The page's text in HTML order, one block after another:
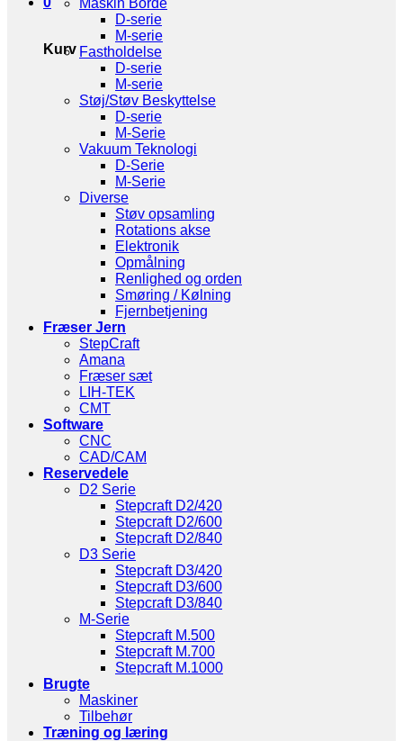
Kurv
D-serie
M-serie
Fastholdelse
D-serie
M-serie
Støj/Støv Beskyttelse
D-serie
M-Serie
Vakuum Teknologi
D-Serie
M-Serie
Diverse
Støv opsamling
Rotations akse
Elektronik
Opmålning
Renlighed og orden
Smøring / Kølning
Fjernbetjening
Fræser Jern
StepCraft
Amana
Fræser sæt
LIH-TEK
CMT
Software
CNC
CAD/CAM
Reservedele
D2 Serie
Stepcraft D2/420
Stepcraft D2/600
Stepcraft D2/840
D3 Serie
Stepcraft D3/420
Stepcraft D3/600
Stepcraft D3/840
M-Serie
Stepcraft M.500
Stepcraft M.700
Stepcraft M.1000
Brugte
Maskiner
Tilbehør
Træning og læring